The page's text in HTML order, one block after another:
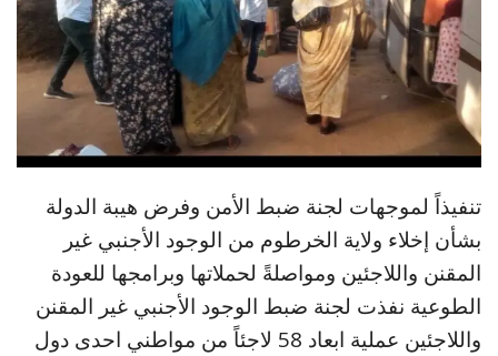
تنفيذاً لموجهات لجنة ضبط الأمن وفرض هيبة الدولة
بشأن إخلاء ولاية الخرطوم من الوجود الأجنبي غير
المقنن واللاجئين ومواصلةً لحملاتها وبرامجها للعودة
الطوعية نفذت لجنة ضبط الوجود الأجنبي غير المقنن
واللاجئين عملية ابعاد 58 لاجئاً من مواطني احدى دول